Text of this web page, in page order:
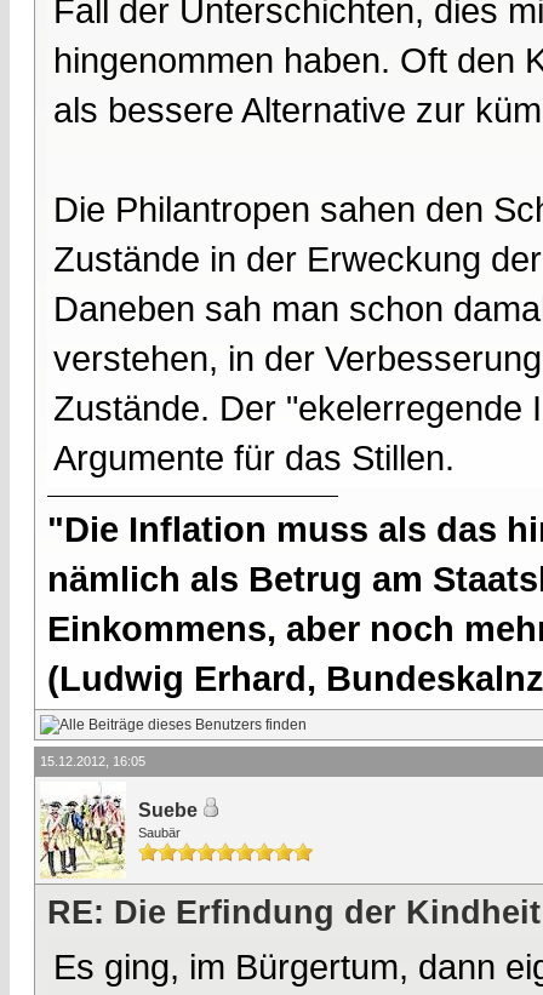
Fall der Unterschichten, dies
hingenommen haben. Oft den
als bessere Alternative zur
Die Philantropen sahen den
Zustände in der Erweckung
Daneben sah man schon
verstehen, in der
Zustände. Der "ekelerregende
Argumente für das Stillen.
"Die Inflation muss als das
nämlich als Betrug am
Einkommens, aber noch
(Ludwig Erhard,
15.12.2012, 16:05
Suebe
Saubär
RE: Die Erfindung der Kindheit
Es ging, im Bürgertum, dann